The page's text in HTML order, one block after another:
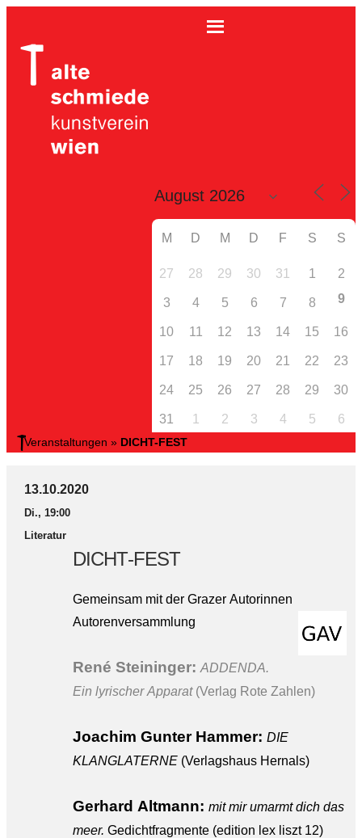
M D M D F S S
27 28 29 30 31 1 2
3 4 5 6 7 8 9
10 11 12 13 14 15 16
17 18 19 20 21 22 23
24 25 26 27 28 29 30
31 1 2 3 4 5 6
Veranstaltungen » DICHT-FEST
13.10.2020
Di., 19:00
Literatur
DICHT-FEST
Gemeinsam mit der Grazer Autorinnen
Autorenversammlung
René Steininger: ADDENDA.
Ein lyrischer Apparat (Verlag Rote Zahlen)
Joachim Gunter Hammer: DIE
KLANGLATERNE(Verlagshaus Hernals)
Gerhard Altmann: mit mir umarmt dich das
meer. Gedichtfragmente (edition lex liszt 12)